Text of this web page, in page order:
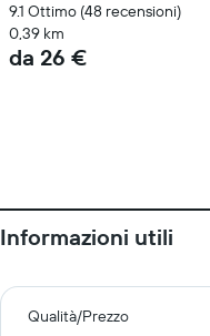
9.1 Ottimo (48 recensioni)
0,39 km
da 26 €
Informazioni utili
Qualità/Prezzo